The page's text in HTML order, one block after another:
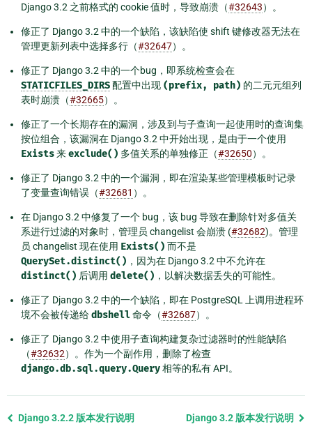
Django 3.2 之前格式的 cookie 值时，导致崩溃（#32643）。
修正了 Django 3.2 中的一个缺陷，该缺陷使 shift 键修改器无法在
管理更新列表中选择多行（#32647）。
修正了 Django 3.2 中的一个bug，即系统检查会在
STATICFILES_DIRS配置中出现 (prefix, path) 的二元元组列
表时崩溃（#32665）。
修正了一个长期存在的漏洞，涉及到与子查询一起使用时的查询集
按位组合，该漏洞在 Django 3.2 中开始出现，是由于一个使用
Exists来exclude() 多值关系的单独修正（#32650）。
修正了 Django 3.2 中的一个漏洞，即在渲染某些管理模板时记录
了变量查询错误（#32681 ）。
在 Django 3.2 中修复了一个 bug，该 bug 导致在删除针对多值关
系进行过滤的对象时，管理员 changelist 会崩溃 (#32682)。管理
员 changelist 现在使用 Exists() 而不是
QuerySet.distinct() ，因为在 Django 3.2 中不允许在
distinct() 后调用 delete() ，以解决数据丢失的可能性。
修正了 Django 3.2 中的一个缺陷，即在 PostgreSQL 上调用进程环
境不会被传递给dbshell命令（#32687）。
修正了 Django 3.2 中使用子查询构建复杂过滤器时的性能缺陷
（#32632）。作为一个副作用，删除了检查
django.db.sql.query.Query相等的私有 API。
Previous
Django 3.2.2 版本发行说明 Django 3.2 版本发行说明